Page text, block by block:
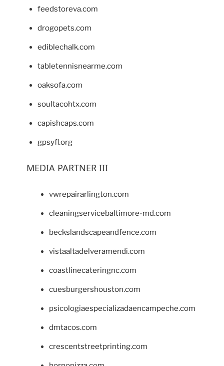
feedstoreva.com
drogopets.com
ediblechalk.com
tabletennisnearme.com
oaksofa.com
soultacohtx.com
capishcaps.com
gpsyfl.org
MEDIA PARTNER III
vwrepairarlington.com
cleaningservicebaltimore-md.com
beckslandscapeandfence.com
vistaaltadelveramendi.com
coastlinecateringnc.com
cuesburgershouston.com
psicologiaespecializadaencampeche.com
dmtacos.com
crescentstreetprinting.com